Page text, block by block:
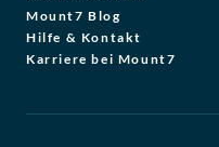
Mount7 Blog
Hilfe & Kontakt
Karriere bei Mount7